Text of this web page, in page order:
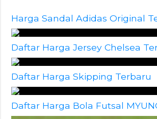
Harga Sandal Adidas Original
Daftar Harga Jersey Chelsea
Daftar Harga Skipping Terbaru
Daftar Harga Bola Futsal